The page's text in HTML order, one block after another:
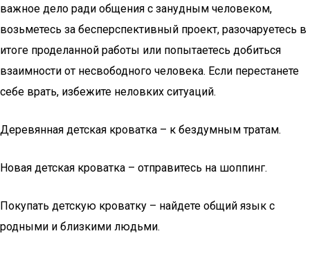
важное дело ради общения с занудным человеком,
возьметесь за бесперспективный проект, разочаруетесь в
итоге проделанной работы или попытаетесь добиться
взаимности от несвободного человека. Если перестанете
себе врать, избежите неловких ситуаций.
Деревянная детская кроватка – к бездумным тратам.
Новая детская кроватка – отправитесь на шоппинг.
Покупать детскую кроватку – найдете общий язык с
родными и близкими людьми.